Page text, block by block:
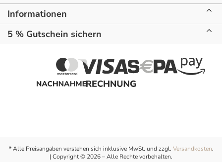
Informationen
5 % Gutschein sichern
* Alle Preisangaben verstehen sich inklusive MwSt. und zzgl. Versandkosten.
| Copyright © 2026 – Alle Rechte vorbehalten.